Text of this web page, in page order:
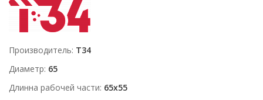
Производитель T34
Диаметр 65
Длинна рабочей части 65х55